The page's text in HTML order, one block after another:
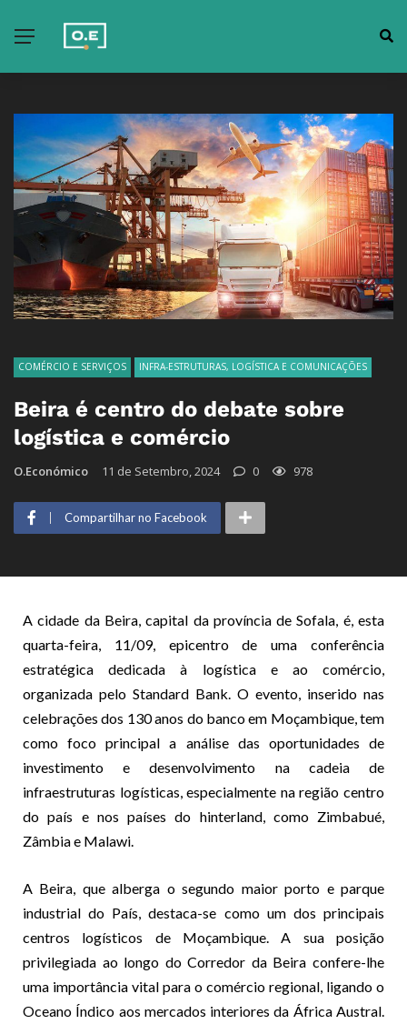
COMÉRCIO E SERVIÇOS INFRA-ESTRUTURAS, LOGÍSTICA E COMUNICAÇÕES
Beira é centro do debate sobre
logística e comércio
O.Económico 11 de Setembro, 2024 0 978
Compartilhar no Facebook
A cidade da Beira, capital da província de Sofala, é, esta
quarta-feira, 11/09, epicentro de uma conferência
estratégica dedicada à logística e ao comércio,
organizada pelo Standard Bank. O evento, inserido nas
celebrações dos 130 anos do banco em Moçambique, tem
como foco principal a análise das oportunidades de
investimento e desenvolvimento na cadeia de
infraestruturas logísticas, especialmente na região centro
do país e nos países do hinterland, como Zimbabué,
Zâmbia e Malawi.
A Beira, que alberga o segundo maior porto e parque
industrial do País, destaca-se como um dos principais
centros logísticos de Moçambique. A sua posição
privilegiada ao longo do Corredor da Beira confere-lhe
uma importância vital para o comércio regional, ligando o
Oceano Índico aos mercados interiores da África Austral.